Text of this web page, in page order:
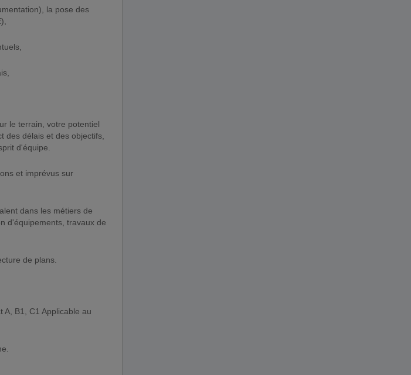
la pose des
le terrain, votre potentiel
des délais et des objectifs,
d'équipe.
et imprévus sur
dans les métiers de
d'équipements, travaux de
de plans.
A, B1, C1 Applicable au